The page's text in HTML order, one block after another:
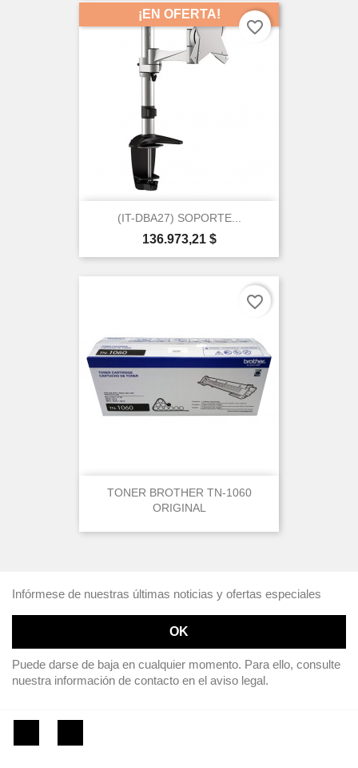
(IT-DBA27) SOPORTE...
Precio
136.973,21 $
¡EN OFERTA!
favorite_border
TONER BROTHER TN-1060
ORIGINAL
favorite_border
Infórmese de nuestras últimas noticias y ofertas especiales
Puede darse de baja en cualquier momento. Para ello, consulte
nuestra información de contacto en el aviso legal.